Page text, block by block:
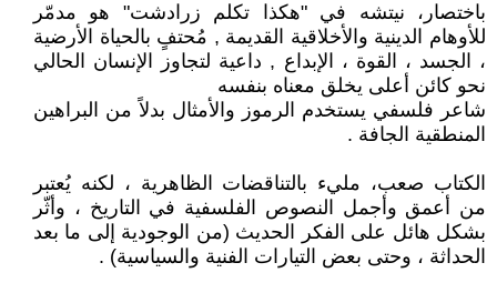
باختصار، نيتشه في "هكذا تكلم زرادشت" هو مدمّر
للأوهام الدينية والأخلاقية القديمة , مُحتفٍ بالحياة الأرضية
، الجسد ، القوة ، الإبداع , داعية لتجاوز الإنسان الحالي
نحو كائن أعلى يخلق معناه بنفسه
شاعر فلسفي يستخدم الرموز والأمثال بدلاً من البراهين
المنطقية الجافة .
الكتاب صعب، مليء بالتناقضات الظاهرية ، لكنه يُعتبر
من أعمق وأجمل النصوص الفلسفية في التاريخ ، وأثّر
بشكل هائل على الفكر الحديث (من الوجودية إلى ما بعد
الحداثة ، وحتى بعض التيارات الفنية والسياسية) .